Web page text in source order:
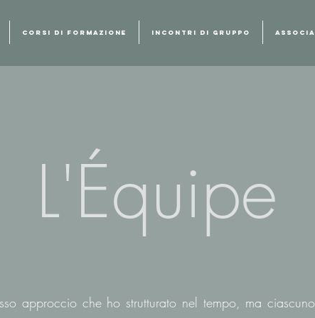
CORSI DI FORMAZIONE INCONTRI DI GRUPPO
L'Équipe
approccio che ho strutturato nel tempo, ma